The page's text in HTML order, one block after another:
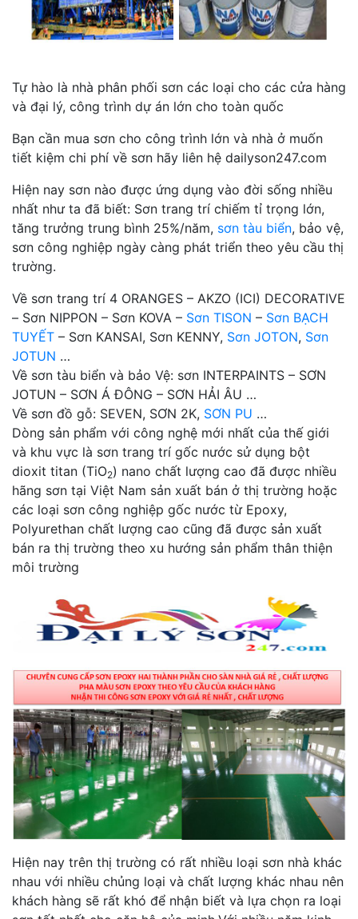
Tự hào là nhà phân phối sơn các loại cho các cửa hàng
và đại lý, công trình dự án lớn cho toàn quốc
Bạn cần mua sơn cho công trình lớn và nhà ở muốn
tiết kiệm chi phí về sơn hãy liên hệ dailyson247.com
Hiện nay sơn nào được ứng dụng vào đời sống nhiều
nhất như ta đã biết: Sơn trang trí chiếm tỉ trọng lớn,
tăng trưởng trung bình 25%/năm, sơn tàu biển, bảo vệ,
sơn công nghiệp ngày càng phát triển theo yêu cầu thị
trường.
Về sơn trang trí 4 ORANGES – AKZO (ICI) DECORATIVE
– Sơn NIPPON – Sơn KOVA – Sơn TISON – Sơn BẠCH
TUYẾT – Sơn KANSAI, Sơn KENNY, Sơn JOTON, Sơn
JOTUN …
Về sơn tàu biển và bảo Vệ: sơn INTERPAINTS – SƠN
JOTUN – SƠN Á ĐÔNG – SƠN HẢI ÂU …
Về sơn đồ gỗ: SEVEN, SƠN 2K, SƠN PU …
Dòng sản phẩm với công nghệ mới nhất của thế giới
và khu vực là sơn trang trí gốc nước sử dụng bột
dioxit titan (TiO2) nano chất lượng cao đã được nhiều
hãng sơn tại Việt Nam sản xuất bán ở thị trường hoặc
các loại sơn công nghiệp gốc nước từ Epoxy,
Polyurethan chất lượng cao cũng đã được sản xuất
bán ra thị trường theo xu hướng sản phẩm thân thiện
môi trường
Hiện nay trên thị trường có rất nhiều loại sơn nhà khác
nhau với nhiều chủng loại và chất lượng khác nhau nên
khách hàng sẽ rất khó để nhận biết và lựa chọn ra loại